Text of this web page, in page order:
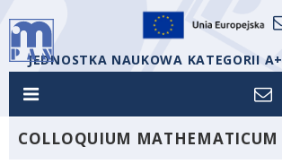
JEDNOSTKA NAUKOWA KATEGORII A+
COLLOQUIUM MATHEMATICUM